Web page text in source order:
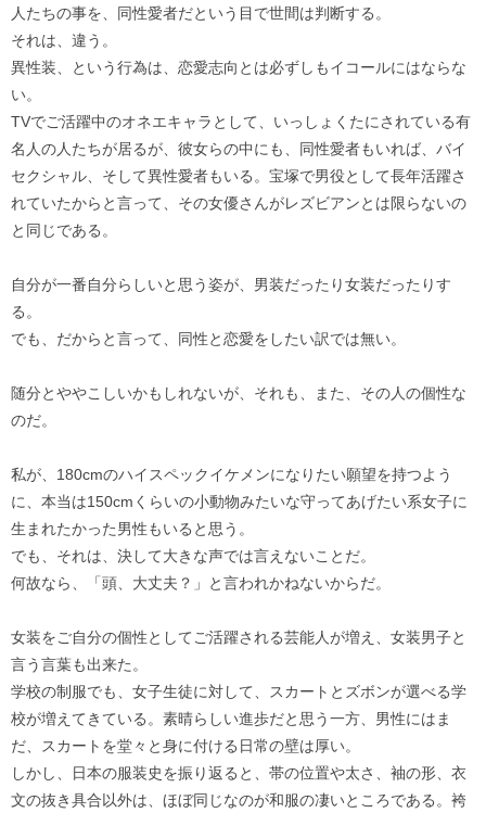
人たちの事を、同性愛者だという目で世間は判断する。
それは、違う。
異性装、という行為は、恋愛志向とは必ずしもイコールにはならな
い。
TVでご活躍中のオネエキャラとして、いっしょくたにされている有
名人の人たちが居るが、彼女らの中にも、同性愛者もいれば、バイ
セクシャル、そして異性愛者もいる。宝塚で男役として長年活躍さ
れていたからと言って、その女優さんがレズビアンとは限らないの
と同じである。
自分が一番自分らしいと思う姿が、男装だったり女装だったりす
る。
でも、だからと言って、同性と恋愛をしたい訳では無い。
随分とややこしいかもしれないが、それも、また、その人の個性な
のだ。
私が、180cmのハイスペックイケメンになりたい願望を持つよう
に、本当は150cmくらいの小動物みたいな守ってあげたい系女子に
生まれたかった男性もいると思う。
でも、それは、決して大きな声では言えないことだ。
何故なら、「頭、大丈夫？」と言われかねないからだ。
女装をご自分の個性としてご活躍される芸能人が増え、女装男子と
言う言葉も出来た。
学校の制服でも、女子生徒に対して、スカートとズボンが選べる学
校が増えてきている。素晴らしい進歩だと思う一方、男性にはま
だ、スカートを堂々と身に付ける日常の壁は厚い。
しかし、日本の服装史を振り返ると、帯の位置や太さ、袖の形、衣
文の抜き具合以外は、ほぼ同じなのが和服の凄いところである。袴